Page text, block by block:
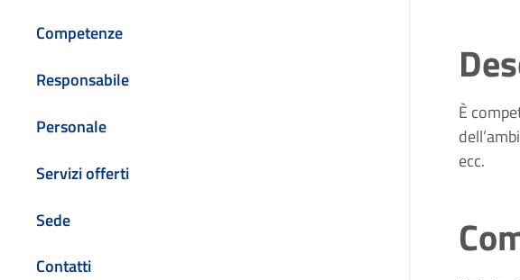
Competenze
Responsabile
Personale
Servizi offerti
Sede
Contatti
È
ecc.